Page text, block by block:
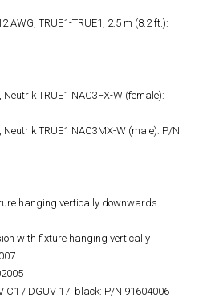
AWG, TRUE1-TRUE1, 2.5 m (8.2 ft.):
TRUE1 NAC3FX-W (female):
Neutrik TRUE1 NAC3MX-W (male): P/N
hanging vertically downwards
with fixture hanging vertically
C1 / DGUV 17, black: P/N 91604006